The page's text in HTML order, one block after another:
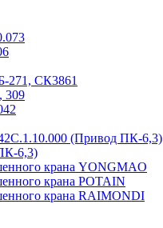
271, СК3861
309
(Привод ПК-6,3)
6,3)
крана YONGMAO
крана POTAIN
крана RAIMONDI